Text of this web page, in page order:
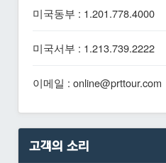
미국동부 : 1.201.778.4000
미국서부 : 1.213.739.2222
이메일 : online@prttour.com
고객의 소리